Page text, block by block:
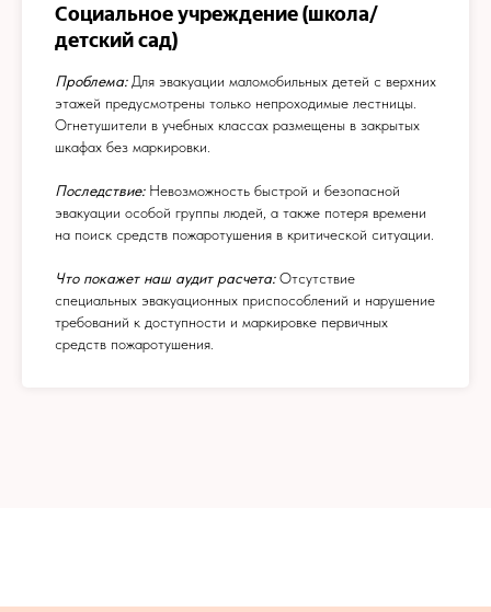
Социальное учреждение (школа/
детский сад)
Проблема:Для эвакуации маломобильных детей с верхних
этажей предусмотрены только непроходимые лестницы.
Огнетушители в учебных классах размещены в закрытых
шкафах без маркировки.
Последствие: Невозможность быстрой и безопасной
эвакуации особой группы людей, а также потеря времени
на поиск средств пожаротушения в критической ситуации.
Что покажет наш аудит расчета: Отсутствие
специальных эвакуационных приспособлений и нарушение
требований к доступности и маркировке первичных
средств пожаротушения.